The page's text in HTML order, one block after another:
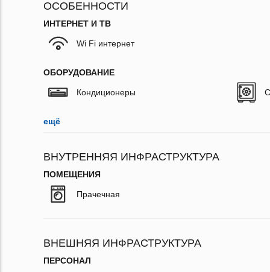
ОСОБЕННОСТИ
ИНТЕРНЕТ И ТВ
Wi Fi интернет
ОБОРУДОВАНИЕ
Кондиционеры
ещё
ВНУТРЕННЯЯ ИНФРАСТРУКТУРА
ПОМЕЩЕНИЯ
Прачечная
ВНЕШНЯЯ ИНФРАСТРУКТУРА
ПЕРСОНАЛ